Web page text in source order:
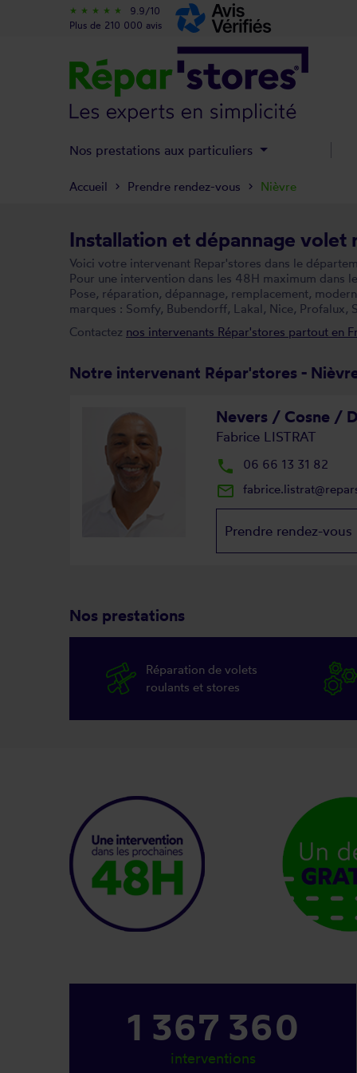
Installation et dépannage volet
Voici votre intervenant Repar'stores dans le
Pour une intervention dans les 48H maximum dans
Pose, réparation, dépannage, remplacement,
marques : Somfy, Bubendorff, Lakal, Nice, Profalux,
Contactez nos intervenants Répar'stores partout en
Notre intervenant Répar'stores -
Nevers / Cosne /
Fabrice LISTRAT
local_phone 06 66 13 31 82
mail_outline
Prendre rendez-vous
Nos prestations
Réparation de volets
roulants et stores
1 367 360
interventions
Accueil Prendre rendez-vous Nièvre
star_rate star_rate star_rate star_rate star_rate
9.9/10
Plus de 210 000 avis
Nos prestations aux particuliers